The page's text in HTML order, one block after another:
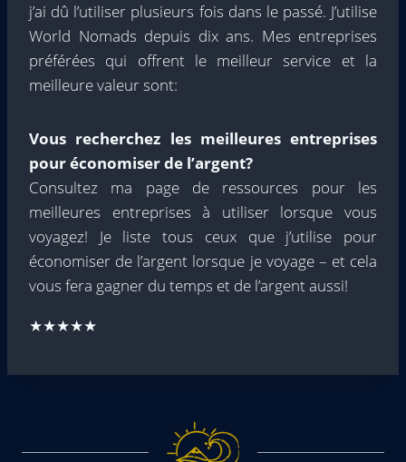
j’ai dû l’utiliser plusieurs fois dans le passé. J’utilise
World Nomads depuis dix ans. Mes entreprises
préférées qui offrent le meilleur service et la
meilleure valeur sont:
Vous recherchez les meilleures entreprises
pour économiser de l’argent?
Consultez ma page de ressources pour les
meilleures entreprises à utiliser lorsque vous
voyagez! Je liste tous ceux que j’utilise pour
économiser de l’argent lorsque je voyage – et cela
vous fera gagner du temps et de l’argent aussi!
★★★★★